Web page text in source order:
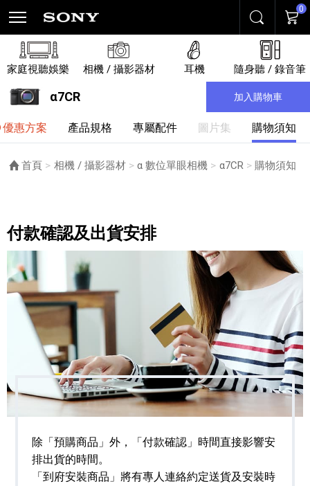
搜尋 購物
0
家庭視聽娛樂 相機 / 攝影器材 耳機 隨身聽 / 錄音筆
α7CR 加入購物車
優惠方案 產品規格 專屬配件 圖片集 購物須知
首頁 相機 / 攝影器材 α 數位單眼相機 α7CR 目前頁面：
購物須知
付款確認及出貨安排
除「預購商品」外，「付款確認」時間直接影響安
排出貨的時間。
「到府安裝商品」將有專人連絡約定送貨及安裝時